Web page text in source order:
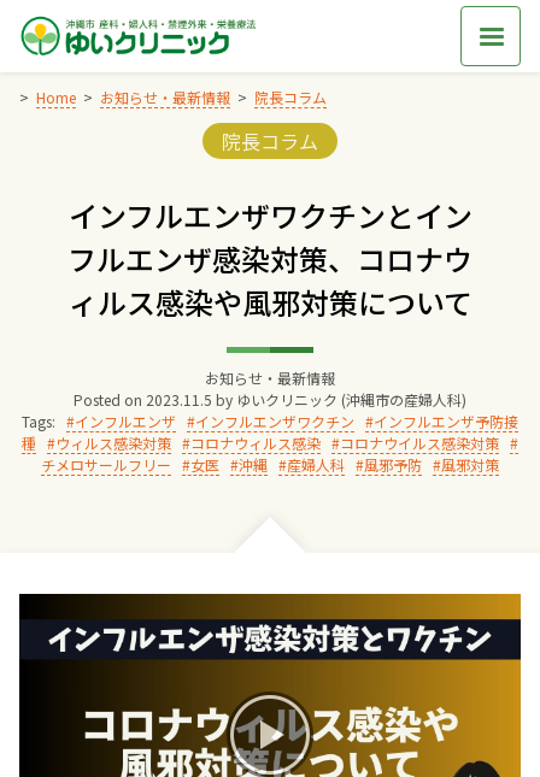
Skip
content
Home お知らせ・最新情報 院長コラム
Categories:
院長コラム
インフルエンザワクチンとイン
フルエンザ感染対策、コロナウ
ィルス感染や風邪対策について
お知らせ・最新情報
Posted on 2023.11.5 by ゆいクリニック (沖縄市の産婦人科)
Tags:
インフルエンザ インフルエンザワクチン
インフルエンザ予防接
種
ウィルス感染対策 コロナウィルス感染
コロナウイルス感染対策
チメロサールフリー
女医 沖縄 産婦人科 風邪予防 風邪対策
交通アクセス
院長からのごあいさつ
ゆいクリニックの経営理念
診療料金
妊婦健診
お産について
親と子の結びつき支援
母乳育児